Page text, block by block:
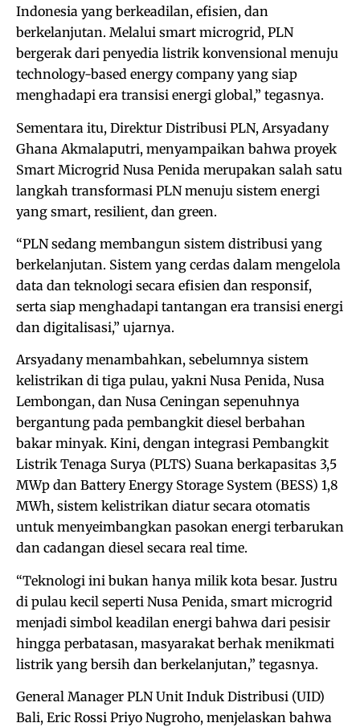
Indonesia yang berkeadilan, efisien, dan
berkelanjutan. Melalui smart microgrid, PLN
bergerak dari penyedia listrik konvensional menuju
technology-based energy company yang siap
menghadapi era transisi energi global,” tegasnya.
Sementara itu, Direktur Distribusi PLN, Arsyadany
Ghana Akmalaputri, menyampaikan bahwa proyek
Smart Microgrid Nusa Penida merupakan salah satu
langkah transformasi PLN menuju sistem energi
yang smart, resilient, dan green.
“PLN sedang membangun sistem distribusi yang
berkelanjutan. Sistem yang cerdas dalam mengelola
data dan teknologi secara efisien dan responsif,
serta siap menghadapi tantangan era transisi energi
dan digitalisasi,” ujarnya.
Arsyadany menambahkan, sebelumnya sistem
kelistrikan di tiga pulau, yakni Nusa Penida, Nusa
Lembongan, dan Nusa Ceningan sepenuhnya
bergantung pada pembangkit diesel berbahan
bakar minyak. Kini, dengan integrasi Pembangkit
Listrik Tenaga Surya (PLTS) Suana berkapasitas 3,5
MWp dan Battery Energy Storage System (BESS) 1,8
MWh, sistem kelistrikan diatur secara otomatis
untuk menyeimbangkan pasokan energi terbarukan
dan cadangan diesel secara real time.
“Teknologi ini bukan hanya milik kota besar. Justru
di pulau kecil seperti Nusa Penida, smart microgrid
menjadi simbol keadilan energi bahwa dari pesisir
hingga perbatasan, masyarakat berhak menikmati
listrik yang bersih dan berkelanjutan,” tegasnya.
General Manager PLN Unit Induk Distribusi (UID)
Bali, Eric Rossi Priyo Nugroho, menjelaskan bahwa